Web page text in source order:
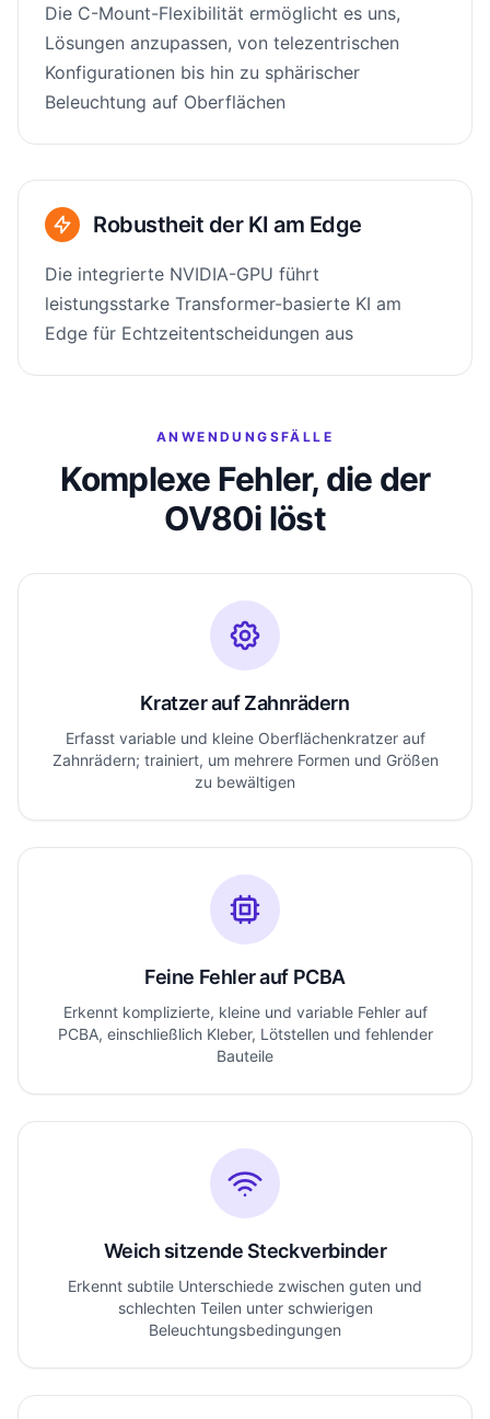
Die C-Mount-Flexibilität ermöglicht es uns,
Lösungen anzupassen, von telezentrischen
Konfigurationen bis hin zu sphärischer
Beleuchtung auf Oberflächen
Robustheit der KI am Edge
Die integrierte NVIDIA-GPU führt
leistungsstarke Transformer-basierte KI am
Edge für Echtzeitentscheidungen aus
ANWENDUNGSFÄLLE
Komplexe Fehler, die der
OV80i löst
Kratzer auf Zahnrädern
Erfasst variable und kleine Oberflächenkratzer auf
Zahnrädern; trainiert, um mehrere Formen und Größen
zu bewältigen
Feine Fehler auf PCBA
Erkennt komplizierte, kleine und variable Fehler auf
PCBA, einschließlich Kleber, Lötstellen und fehlender
Bauteile
Weich sitzende Steckverbinder
Erkennt subtile Unterschiede zwischen guten und
schlechten Teilen unter schwierigen
Beleuchtungsbedingungen